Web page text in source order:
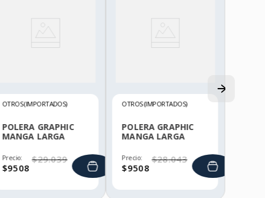
OTROS (IMPORTADOS)
POLERA GRAPHIC
MANGA LARGA
Precio:
$9508
$29.039
OTROS (IMPORTADOS)
POLERA GRAPHIC
MANGA LARGA
Precio:
$9508
$28.043